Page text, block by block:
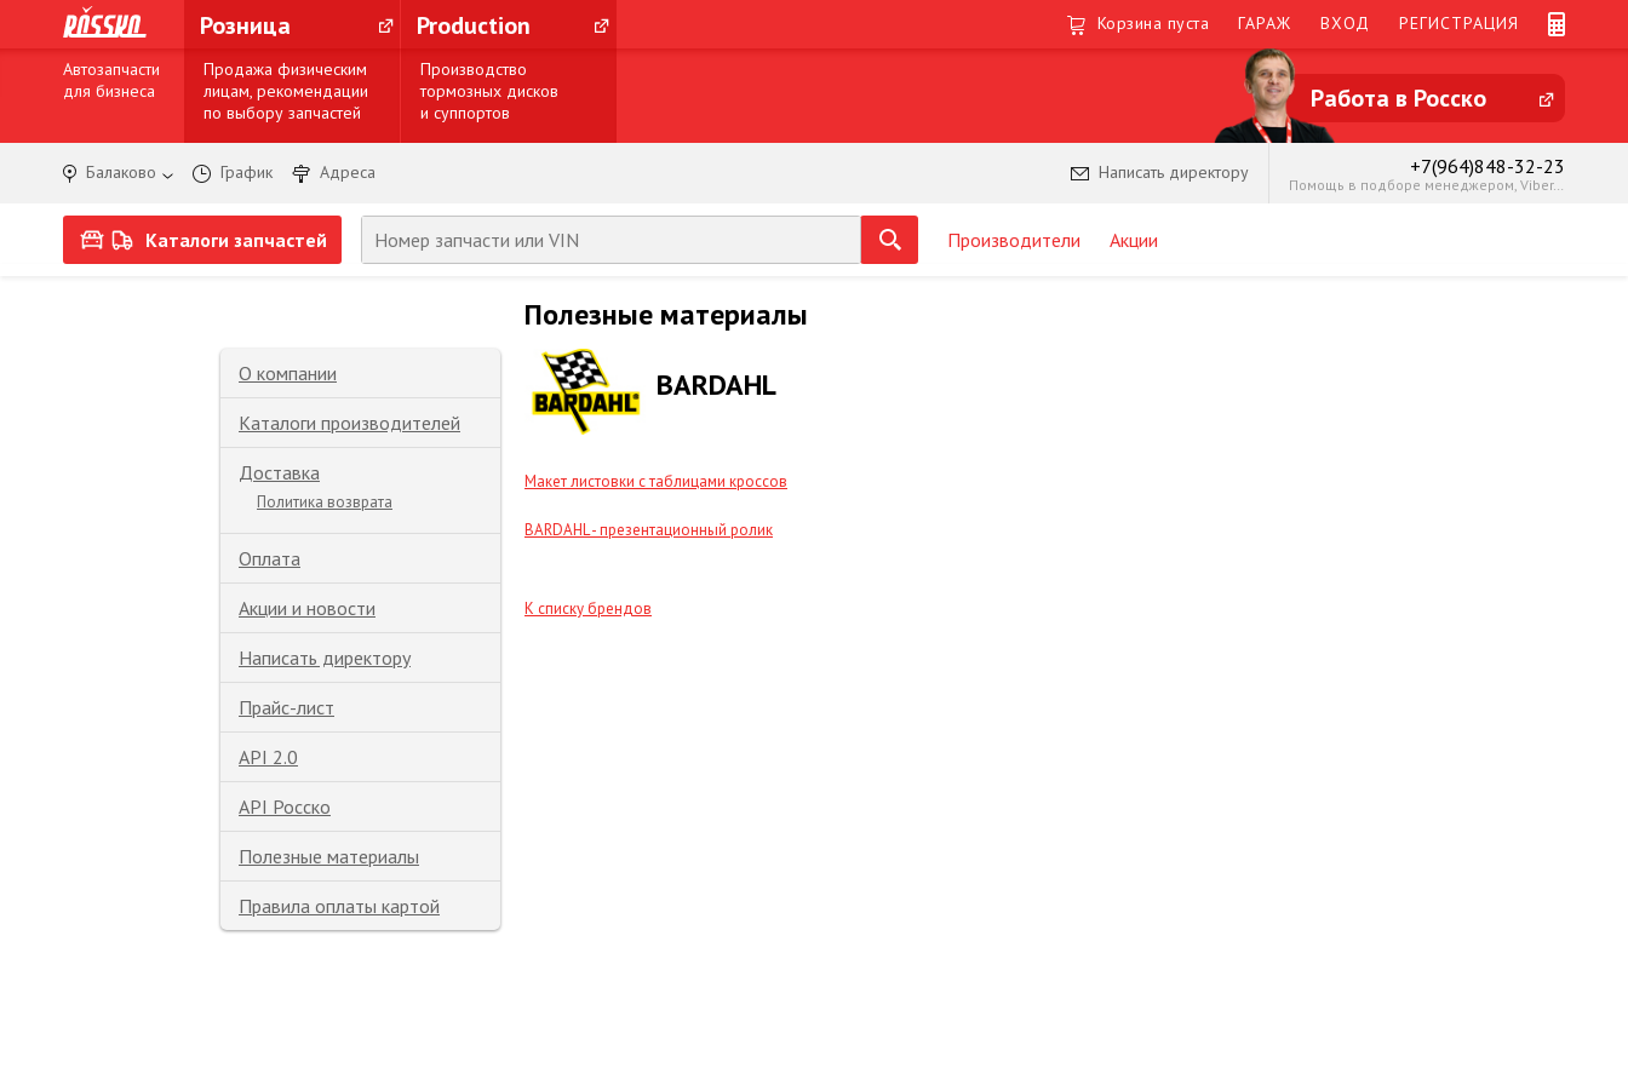
Розница Production Корзина пуста ГАРАЖ ВХОД РЕГИСТРАЦИЯ
Автозапчасти
для бизнеса
Продажа физическим
лицам, рекомендации
по выбору запчастей
Производство
тормозных дисков
и суппортов
Работа в Росско
Балаково График Адреса Написать директору +7(964)848-32-23
Помощь в подборе менеджером, Viber, WhatsApp – чат
Каталоги запчастей Производители Акции
О компании
Каталоги производителей
Доставка
Политика возврата
Оплата
Акции и новости
Написать директору
Прайс-лист
API 2.0
API Росско
Полезные материалы
Правила оплаты картой
Полезные материалы
BARDAHL
Макет листовки с таблицами кроссов
BARDAHL - презентационный ролик
К списку брендов